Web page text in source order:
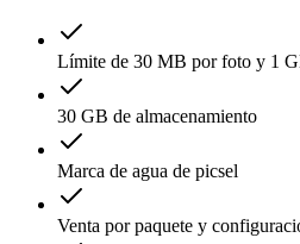
Límite de 30 MB por foto y 1
30 GB de almacenamiento
Marca de agua de picsel
Venta por paquete y